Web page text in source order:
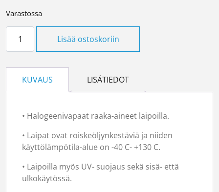
Varastossa
Lisää ostoskoriin
KUVAUS LISÄTIEDOT
• Halogeenivapaat raaka-aineet laipoilla.
• Laipat ovat roiskeöljynkestäviä ja niiden
käyttölämpötila-alue on -40 C- +130 C.
• Laipoilla myös UV- suojaus sekä sisä- että
ulkokäytössä.